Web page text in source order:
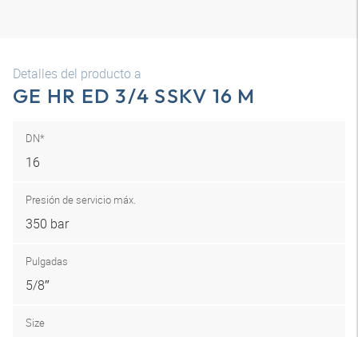
Detalles del producto a
GE HR ED 3/4 SSKV 16 M
DN*
16
Presión de servicio máx.
350 bar
Pulgadas
5/8″
Size